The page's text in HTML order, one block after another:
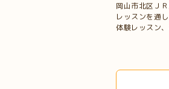
岡山市北区Ｊ
レッスンを通
体験レッスン